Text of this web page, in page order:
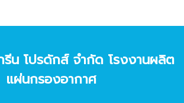
รีน โปรดักส์ จํากัด โรงงานผลิต
แผ่นกรองอากาศ